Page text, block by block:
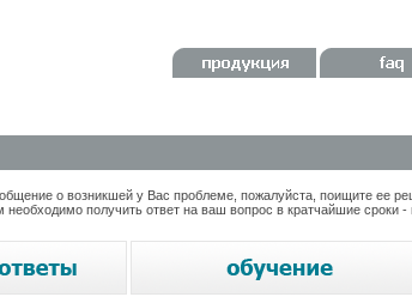
о возникшей у Вас проблеме, пожалуйста, поищите ее
получить ответ на ваш вопрос в кратчайшие сроки